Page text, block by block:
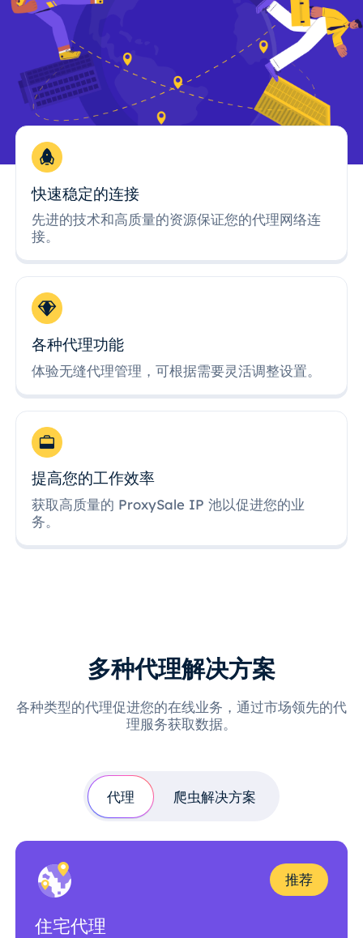
快速稳定的连接
先进的技术和高质量的资源保证您的代理网络连
接。
各种代理功能
体验无缝代理管理，可根据需要灵活调整设置。
提高您的工作效率
获取高质量的 ProxySale IP 池以促进您的业
务。
多种代理解决方案
各种类型的代理促进您的在线业务，通过市场领先的代
理服务获取数据。
代理 爬虫解决方案
推荐
住宅代理